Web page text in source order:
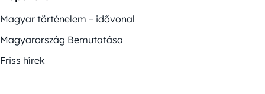
Magyar történelem – idővonal
Magyarország Bemutatása
Friss hírek